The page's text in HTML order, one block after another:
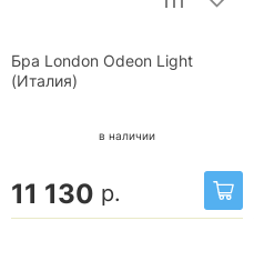
Бра London Odeon Light
(Италия)
в наличии
11 130 р.